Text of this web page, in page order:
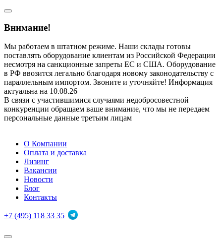
Внимание!
Мы работаем в штатном режиме. Наши склады готовы
поставлять оборудование клиентам из Российской Федерации
несмотря на санкционные запреты ЕС и США. Оборудование
в РФ ввозится легально благодаря новому законодательству с
параллельным импортом. Звоните и уточняйте! Информация
актуальна на 10.08.26
В связи с участившимися случаями недобросовестной
конкуренции обращаем ваше внимание, что мы не передаем
персональные данные третьим лицам
О Компании
Оплата и доставка
Лизинг
Вакансии
Новости
Блог
Контакты
+7 (495) 118 33 35